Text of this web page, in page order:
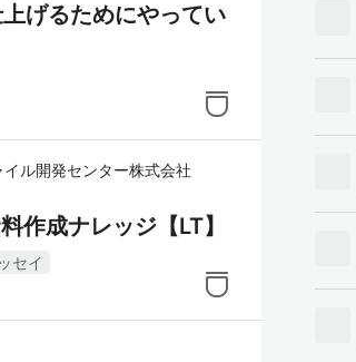
げるためにやってい
イル開発センター株式会社
作成ナレッジ【LT】
セイ